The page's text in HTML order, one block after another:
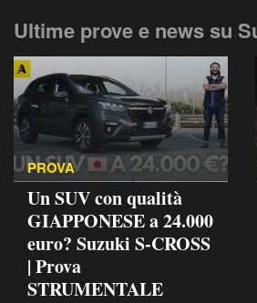
Ultime prove e news su
PROVA
Un SUV con qualità
GIAPPONESE a 24.000
euro? Suzuki S-CROSS
| Prova
STRUMENTALE